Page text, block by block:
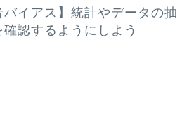
バイアス】統計やデータの抽
確認するようにしよう